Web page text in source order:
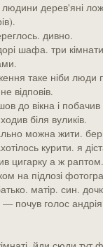
дерев'яні
дивно.
шафа. три
таке ніби люди
відповів.
до вікна і
біля вуликів.
можна жити.
курити. я
цигарку а ж
на підлозі
матір. син.
почув голос